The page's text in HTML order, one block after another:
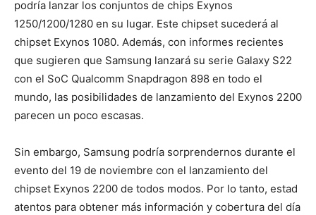
podría lanzar los conjuntos de chips Exynos
1250/1200/1280 en su lugar. Este chipset sucederá al
chipset Exynos 1080. Además, con informes recientes
que sugieren que Samsung lanzará su serie Galaxy S22
con el SoC Qualcomm Snapdragon 898 en todo el
mundo, las posibilidades de lanzamiento del Exynos 2200
parecen un poco escasas.
Sin embargo, Samsung podría sorprendernos durante el
evento del 19 de noviembre con el lanzamiento del
chipset Exynos 2200 de todos modos. Por lo tanto, estad
atentos para obtener más información y cobertura del día